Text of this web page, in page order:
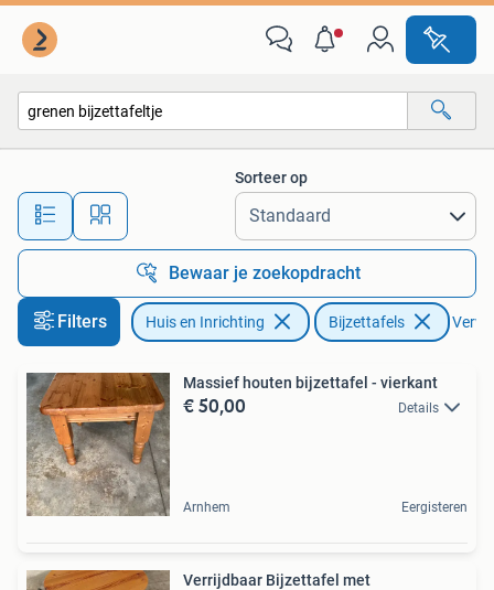
Alle afstanden…
Sorteer op
Bewaar je zoekopdracht
Filters Huis en Inrichting Bijzettafels
Massief houten bijzettafel - vierkant
€ 50,00 Details
Arnhem Eergisteren
Verrijdbaar Bijzettafel met